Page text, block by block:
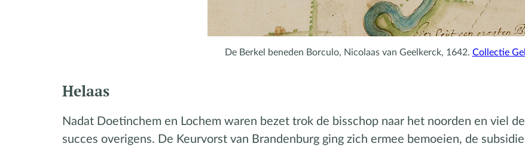
De Berkel beneden Borculo, Nicolaas van Geelkerck, 1642. Collectie
Helaas
Nadat Doetinchem en Lochem waren bezet trok de bisschop naar het noorden en viel
succes overigens. De Keurvorst van Brandenburg ging zich ermee bemoeien, de